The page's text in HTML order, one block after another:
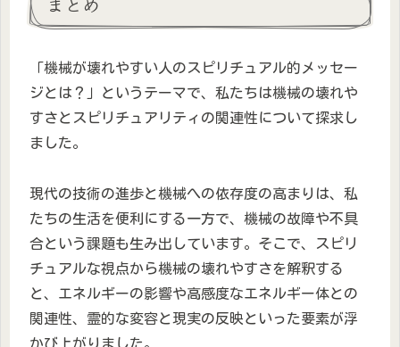
「機械が壊れやすい人のスピリチュアル的メッセー
ジとは？」というテーマで、私たちは機械の壊れや
すさとスピリチュアリティの関連性について探求し
ました。
現代の技術の進歩と機械への依存度の高まりは、私
たちの生活を便利にする一方で、機械の故障や不具
合という課題も生み出しています。そこで、スピリ
チュアルな視点から機械の壊れやすさを解釈する
と、エネルギーの影響や高感度なエネルギー体との
関連性、霊的な変容と現実の反映といった要素が浮
かび上がりました。